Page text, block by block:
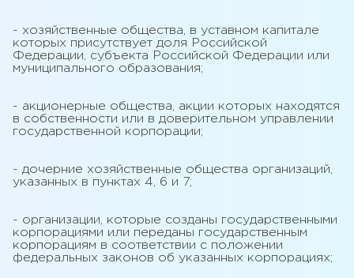
- хозяйственные общества, в уставном капитале
которых присутствует доля Российской
Федерации, субъекта Российской Федерации или
муниципального образования;
- акционерные общества, акции которых находятся
в собственности или в доверительном управлении
государственной корпорации;
- дочерние хозяйственные общества организаций,
указанных в пунктах 4, 6 и 7;
- организации, которые созданы государственными
корпорациями или переданы государственным
корпорациям в соответствии с положении
федеральных законов об указанных корпорациях;